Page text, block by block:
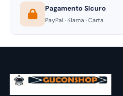
Pagamento Sicuro
PayPal · Klarna · Carta